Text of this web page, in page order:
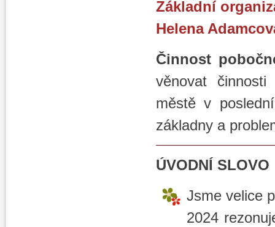
Základní
Helena
Činnost
věnovat
městě v
základny a
ÚVODNÍ SLOVO
Jsme velice
2024